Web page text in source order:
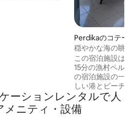
Perdikaのコテージ
穏やかな海の眺め
この宿泊施設は、
15分の漁村ペルデ
の宿泊施設の一部
しい港とビーチ
ー、2つのベーカ
ー、カフェまで徒
ルディカの真向か
ーションレンタルで人
メニティ・設備